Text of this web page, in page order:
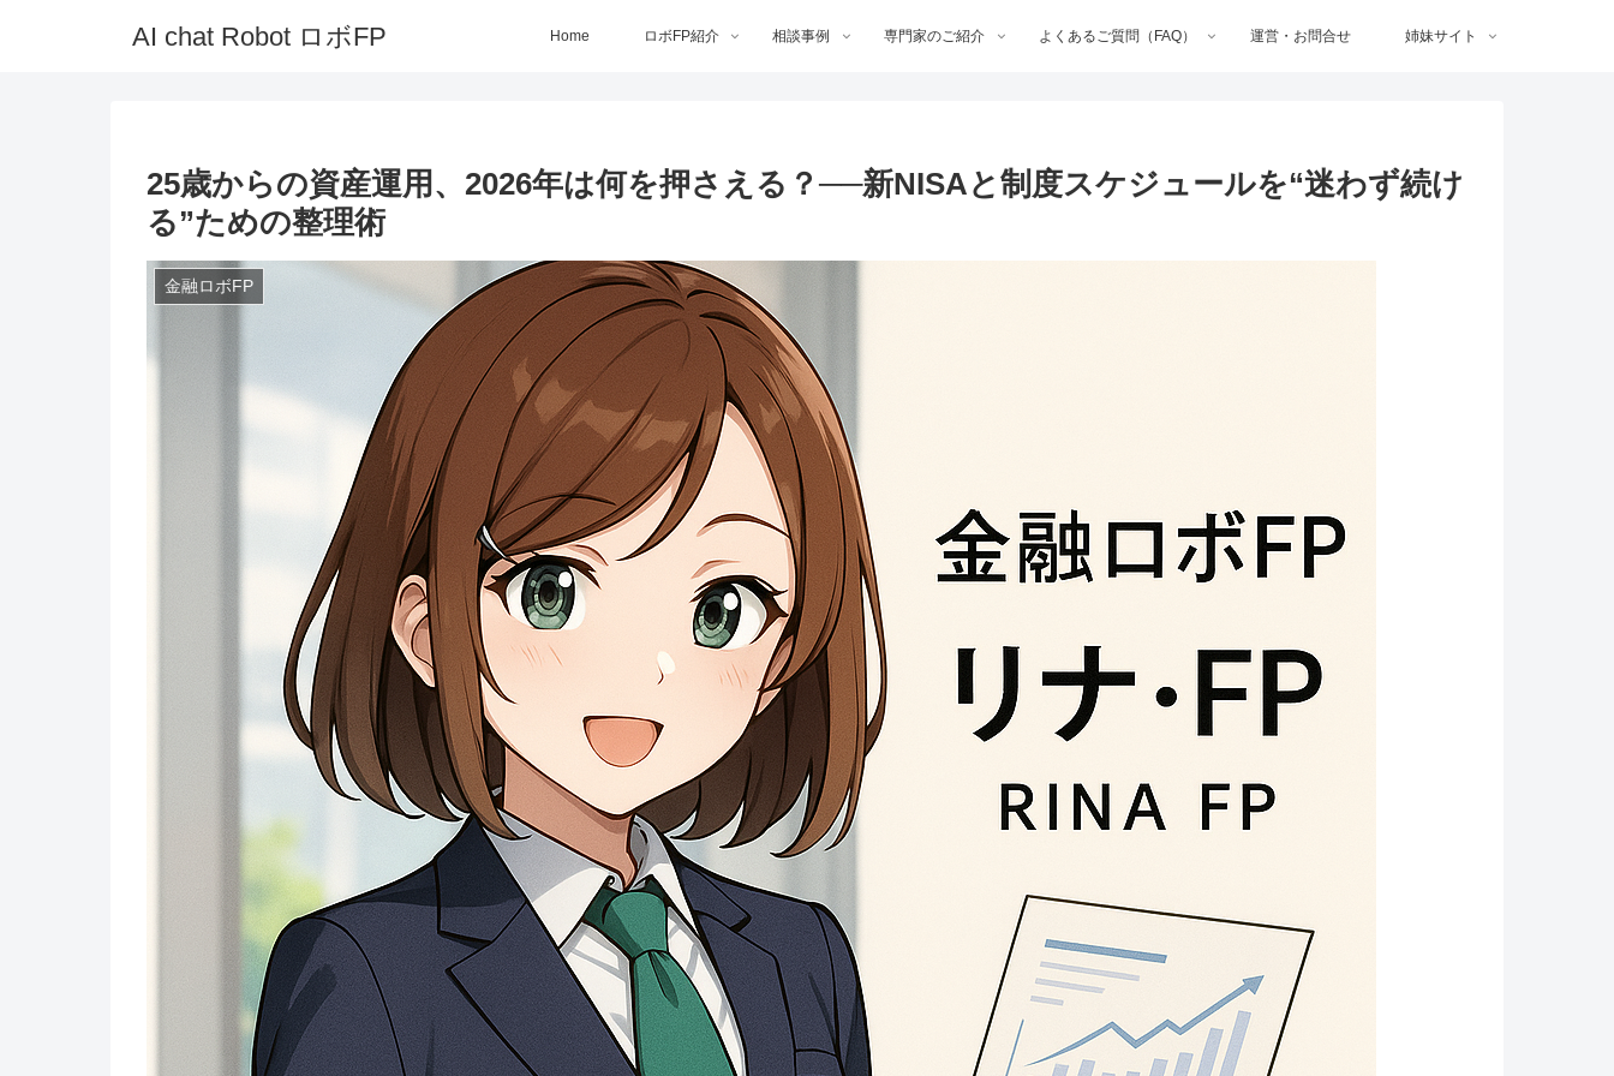
AI chat Robot ロボFP Home ロボFP紹介 相談事例 専門家のご紹介 よくあるご質問（FAQ） 運営・お問合せ 姉妹サイト
25歳からの資産運用、2026年は何を押さえる？──新NISAと制度スケジュールを“迷わず続け
る”ための整理術
金融ロボFP